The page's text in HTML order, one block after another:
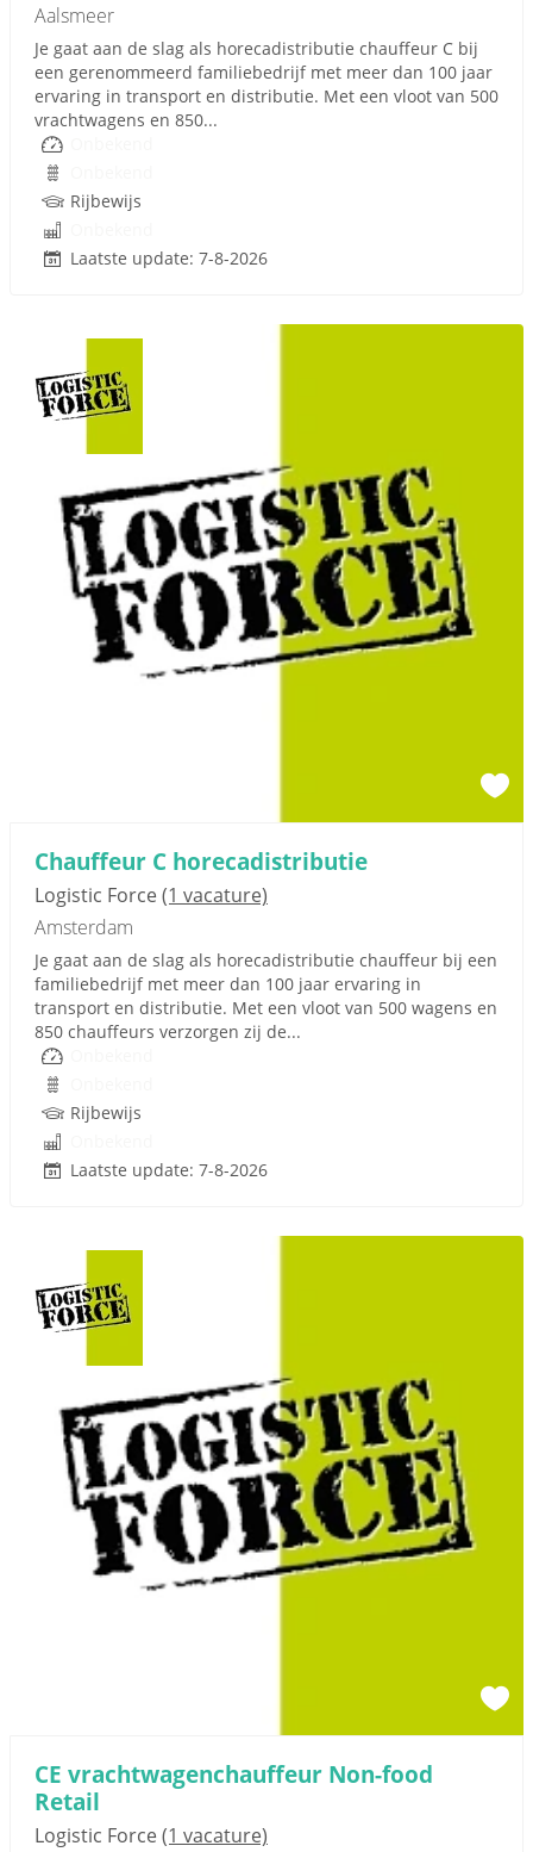
Aalsmeer
Je gaat aan de slag als horecadistributie chauffeur C bij
een gerenommeerd familiebedrijf met meer dan 100 jaar
ervaring in transport en distributie. Met een vloot van 500
vrachtwagens en 850...
Rijbewijs
Laatste update: 7-8-2026
Chauffeur C horecadistributie
Logistic Force(1 vacature)
Amsterdam
Je gaat aan de slag als horecadistributie chauffeur bij een
familiebedrijf met meer dan 100 jaar ervaring in
transport en distributie. Met een vloot van 500 wagens en
850 chauffeurs verzorgen zij de...
Rijbewijs
Laatste update: 7-8-2026
CE vrachtwagenchauffeur Non-food
Retail
Logistic Force(1 vacature)